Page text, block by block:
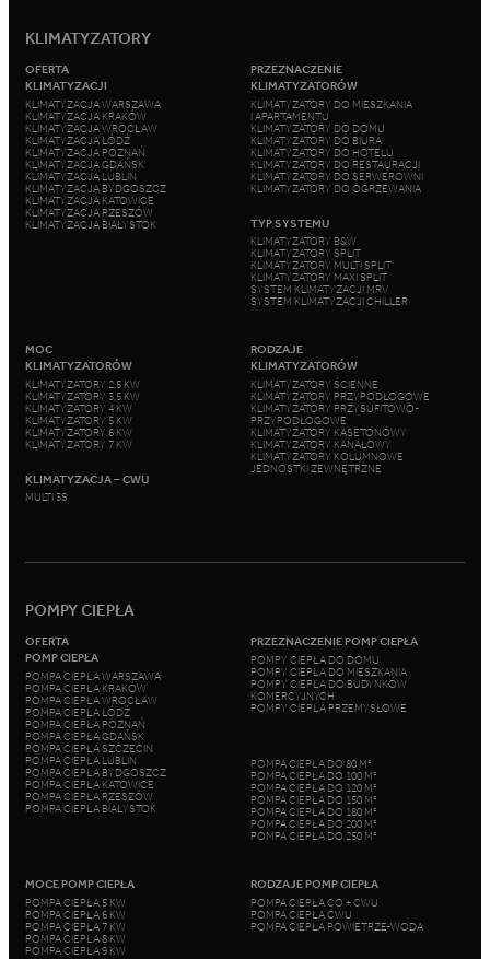
KLIMATYZATORY
OFERTA
KLIMATYZACJI
KLIMATYZACJA WARSZAWA
KLIMATYZACJA KRAKÓW
KLIMATYZACJA WROCŁAW
KLIMATYZACJA ŁÓDŹ
KLIMATYZACJA POZNAŃ
KLIMATYZACJA GDAŃSK
KLIMATYZACJA LUBLIN
KLIMATYZACJA BYDGOSZCZ
KLIMATYZACJA KATOWICE
KLIMATYZACJA RZESZÓW
KLIMATYZACJA BIAŁYSTOK
PRZEZNACZENIE
KLIMATYZATORÓW
KLIMATYZATORY DO MIESZKANIA
I APARTAMENTU
KLIMATYZATORY DO DOMU
KLIMATYZATORY DO BIURA
KLIMATYZATORY DO HOTELU
KLIMATYZATORY DO RESTAURACJI
KLIMATYZATORY DO SERWEROWNI
KLIMATYZATORY DO OGRZEWANIA
TYP SYSTEMU
KLIMATYZATORY B&W
KLIMATYZATORY SPLIT
KLIMATYZATORY MULTI SPLIT
KLIMATYZATORY MAXI SPLIT
SYSTEM KLIMATYZACJI MRV
SYSTEM KLIMATYZACJI CHILLER
MOC
KLIMATYZATORÓW
KLIMATYZATORY 2,5 KW
KLIMATYZATORY 3,5 KW
KLIMATYZATORY 4 KW
KLIMATYZATORY 5 KW
KLIMATYZATORY 6 KW
KLIMATYZATORY 7 KW
KLIMATYZACJA – CWU
MULTI 3S
RODZAJE
KLIMATYZATORÓW
KLIMATYZATORY ŚCIENNE
KLIMATYZATORY PRZYPODŁOGOWE
KLIMATYZATORY PRZYSUFITOWO-
PRZYPODŁOGOWE
KLIMATYZATORY KASETONOWY
KLIMATYZATORY KANAŁOWY
KLIMATYZATORY KOLUMNOWE
JEDNOSTKI ZEWNĘTRZNE
POMPY CIEPŁA
OFERTA
POMP CIEPŁA
POMPA CIEPŁA WARSZAWA
POMPA CIEPŁA KRAKÓW
POMPA CIEPŁA WROCŁAW
POMPA CIEPŁA ŁÓDŹ
POMPA CIEPŁA POZNAŃ
POMPA CIEPŁA GDAŃSK
POMPA CIEPŁA SZCZECIN
POMPA CIEPŁA LUBLIN
POMPA CIEPŁA BYDGOSZCZ
POMPA CIEPŁA KATOWICE
POMPA CIEPŁA RZESZÓW
POMPA CIEPŁA BIAŁYSTOK
PRZEZNACZENIE POMP CIEPŁA
POMPY CIEPŁA DO DOMU
POMPY CIEPŁA DO MIESZKANIA
POMPY CIEPŁA DO BUDYNKÓW
KOMERCYJNYCH
POMPY CIEPŁA PRZEMYSŁOWE
POMPA CIEPŁA DO 80 M²
POMPA CIEPŁA DO 100 M²
POMPA CIEPŁA DO 120 M²
POMPA CIEPŁA DO 150 M²
POMPA CIEPŁA DO 180 M²
POMPA CIEPŁA DO 200 M²
POMPA CIEPŁA DO 250 M²
MOCE POMP CIEPŁA
POMPA CIEPŁA 5 KW
POMPA CIEPŁA 6 KW
POMPA CIEPŁA 7 KW
POMPA CIEPŁA 8 KW
POMPA CIEPŁA 9 KW
RODZAJE POMP CIEPŁA
POMPA CIEPŁA CO + CWU
POMPA CIEPŁA CWU
POMPA CIEPŁA POWIETRZE-WODA